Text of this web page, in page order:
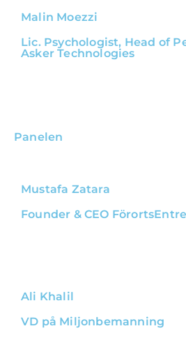
Malin Moezzi
Lic. Psychologist, Head of
Asker Technologies
Panelen
Mustafa Zatara
Founder & CEO
Ali Khalil
VD på Miljonbemanning